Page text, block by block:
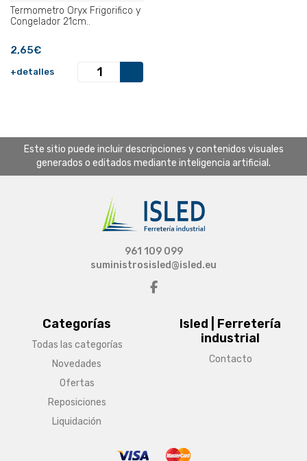
Termometro Oryx Frigorifico y
Congelador 21cm..
2,65€
+detalles
Este sitio puede incluir descripciones y contenidos visuales
generados o editados mediante inteligencia artificial.
Categorías
Todas las categorías
Novedades
Ofertas
Reposiciones
Liquidación
Isled | Ferretería
industrial
Contacto
961 109 099
suministrosisled@isled.eu